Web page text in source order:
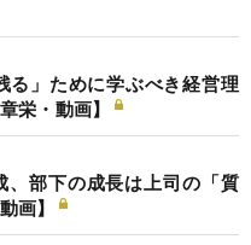
る」ために学ぶべき経営理
栄・動画】
部下の成長は上司の「質
画】